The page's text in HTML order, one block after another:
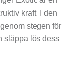
kraft. I den
stegen för
släppa lös dess